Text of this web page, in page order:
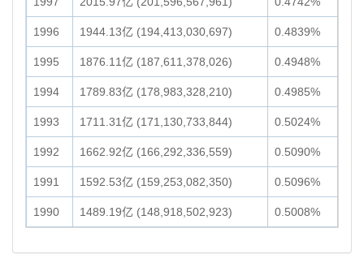
1996 1944.13亿 (194,413,030,697) 0.4839%
1995 1876.11亿 (187,611,378,026) 0.4948%
1994 1789.83亿 (178,983,328,210) 0.4985%
1993 1711.31亿 (171,130,733,844) 0.5024%
1992 1662.92亿 (166,292,336,559) 0.5090%
1991 1592.53亿 (159,253,082,350) 0.5096%
1990 1489.19亿 (148,918,502,923) 0.5008%